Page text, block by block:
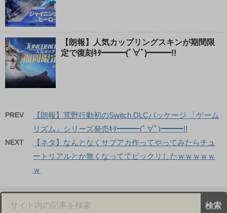
【朗報】人気カップリングスキンが期間限
定で復刻ｷﾀ━━━(ﾟ∀ﾟ)━━━!!
PREV
【朗報】荒野行動初のSwitch DLCパッケージ 「ゲーム
リズム」シリーズ発売ｷﾀ━━━(ﾟ∀ﾟ)━━━!!
NEXT
【ネタ】なんとなくサブアカ作ってやってみたらチュ
ートリアルとか無くなっててビックリしたｗｗｗｗｗ
ｗ